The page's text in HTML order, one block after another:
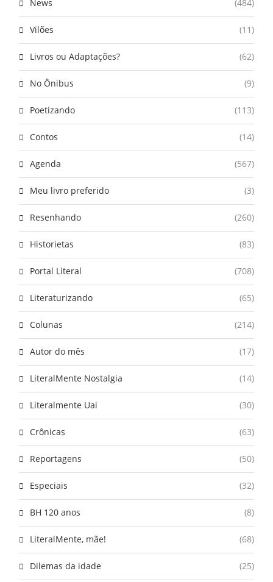
News (484)
Vilões (11)
Livros ou Adaptações? (62)
No Ônibus (9)
Poetizando (113)
Contos (14)
Agenda (567)
Meu livro preferido (3)
Resenhando (260)
Historietas (83)
Portal Literal (708)
Literaturizando (65)
Colunas (214)
Autor do mês (17)
LiteralMente Nostalgia (14)
Literalmente Uai (30)
Crônicas (63)
Reportagens (50)
Especiais (32)
BH 120 anos (8)
LiteralMente, mãe! (68)
Dilemas da idade (25)